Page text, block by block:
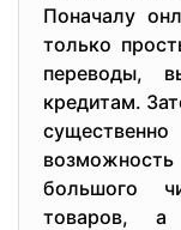
Поначалу
только
переводы,
кредитам.
большого
товаров, а